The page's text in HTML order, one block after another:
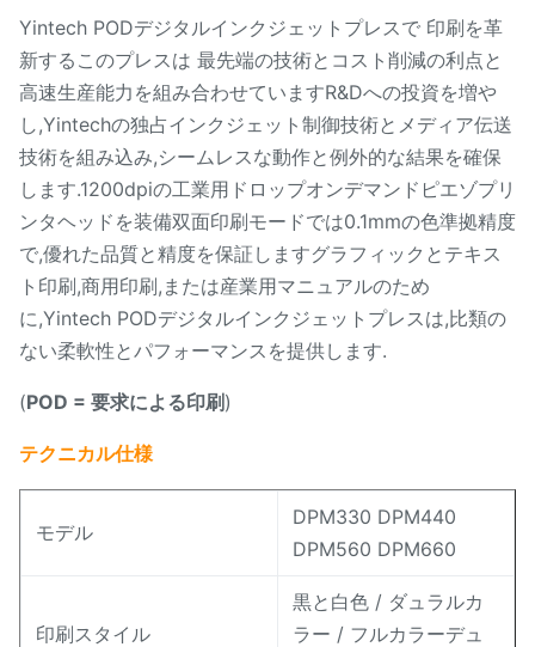
Yintech PODデジタルインクジェットプレスで 印刷を革
新するこのプレスは 最先端の技術とコスト削減の利点と
高速生産能力を組み合わせていますR&Dへの投資を増や
し,Yintechの独占インクジェット制御技術とメディア伝送
技術を組み込み,シームレスな動作と例外的な結果を確保
します.1200dpiの工業用ドロップオンデマンドピエゾプリ
ンタヘッドを装備双面印刷モードでは0.1mmの色準拠精度
で,優れた品質と精度を保証しますグラフィックとテキス
ト印刷,商用印刷,または産業用マニュアルのため
に,Yintech PODデジタルインクジェットプレスは,比類の
ない柔軟性とパフォーマンスを提供します.
(POD = 要求による印刷 )
テクニカル仕様
モデル
DPM330 DPM440
DPM560 DPM660
印刷スタイル
黒と白色 / ダュラルカ
ラー / フルカラーデュ